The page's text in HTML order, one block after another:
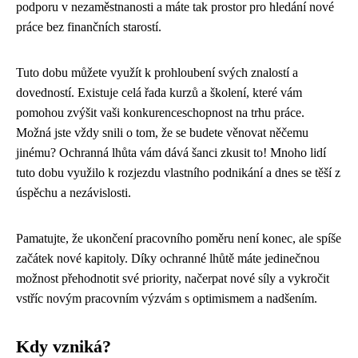
podporu v nezaměstnanosti a máte tak prostor pro hledání nové
práce bez finančních starostí.
Tuto dobu můžete využít k prohloubení svých znalostí a
dovedností. Existuje celá řada kurzů a školení, které vám
pomohou zvýšit vaši konkurenceschopnost na trhu práce.
Možná jste vždy snili o tom, že se budete věnovat něčemu
jinému? Ochranná lhůta vám dává šanci zkusit to! Mnoho lidí
tuto dobu využilo k rozjezdu vlastního podnikání a dnes se těší z
úspěchu a nezávislosti.
Pamatujte, že ukončení pracovního poměru není konec, ale spíše
začátek nové kapitoly. Díky ochranné lhůtě máte jedinečnou
možnost přehodnotit své priority, načerpat nové síly a vykročit
vstříc novým pracovním výzvám s optimismem a nadšením.
Kdy vzniká?